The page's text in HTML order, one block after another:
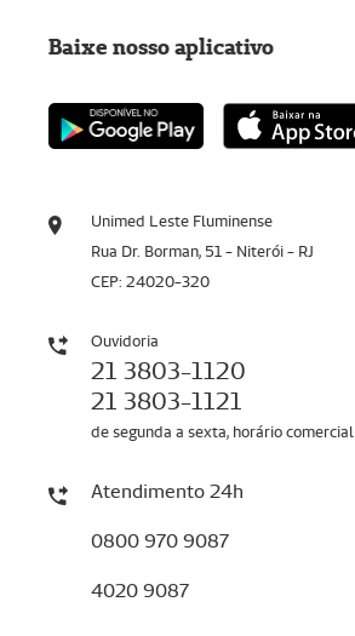
Unimed Leste Fluminense
Rua Dr. Borman, 51 - Niterói - RJ
CEP: 24020-320
Ouvidoria
21 3803-1120
21 3803-1121
de segunda a sexta, horário comercial
Atendimento 24h
0800 970 9087
4020 9087
Baixe nosso aplicativo